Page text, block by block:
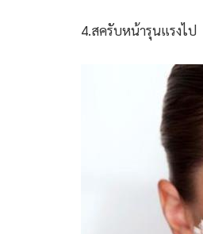
4.สครับหน้ารุนแรงไป